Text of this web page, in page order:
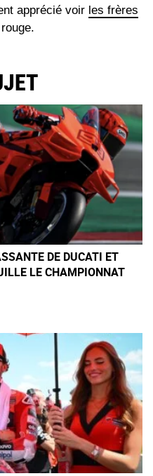
apprécié voir les frères
DE DUCATI ET
LE CHAMPIONNAT